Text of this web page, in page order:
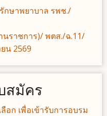
กษาพยาบาล รพช./
นราชการ)/ พตส./ฉ.11/
น 2569
สมัคร
อก เพื่อเข้ารับการอบรม